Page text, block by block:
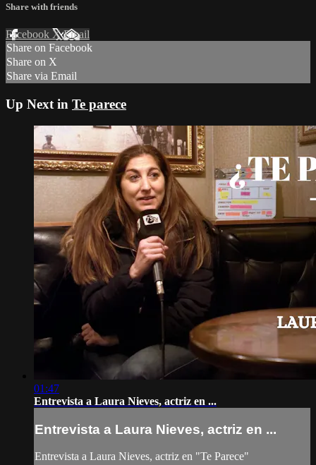
Share with friends
Facebook XEmail
Share on Facebook
Share on X
Share via Email
Up Next in Te parece
01:47
Entrevista a Laura Nieves, actriz en ...
Entrevista a Laura Nieves, actriz en ...
Entrevista a Laura Nieves, actriz en "Te Parece"